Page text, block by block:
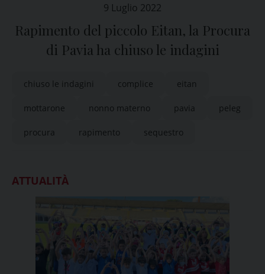
9 Luglio 2022
Rapimento del piccolo Eitan, la Procura
di Pavia ha chiuso le indagini
chiuso le indagini complice eitan
mottarone nonno materno pavia peleg
procura rapimento sequestro
ATTUALITÀ